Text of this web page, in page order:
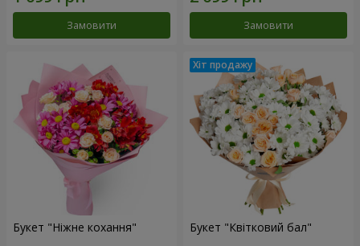
Замовити Замовити
Букет "Ніжне кохання" Букет "Квітковий бал"